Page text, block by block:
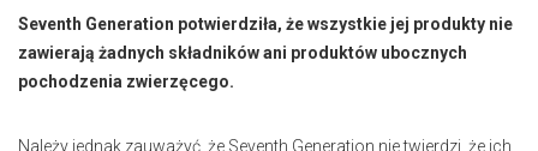
Seventh Generation potwierdziła, że wszystkie jej produkty nie
zawierają żadnych składników ani produktów ubocznych
pochodzenia zwierzęcego.
Należy jednak zauważyć, że Seventh Generation nie twierdzi, że ich